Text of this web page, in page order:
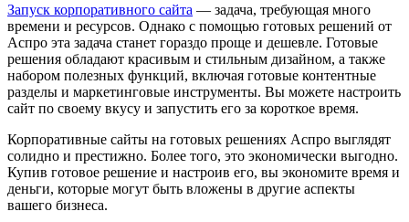
Запуск корпоративного сайта — задача, требующая много
времени и ресурсов. Однако с помощью готовых решений от
Аспро эта задача станет гораздо проще и дешевле. Готовые
решения обладают красивым и стильным дизайном, а также
набором полезных функций, включая готовые контентные
разделы и маркетинговые инструменты. Вы можете настроить
сайт по своему вкусу и запустить его за короткое время.
Корпоративные сайты на готовых решениях Аспро выглядят
солидно и престижно. Более того, это экономически выгодно.
Купив готовое решение и настроив его, вы экономите время и
деньги, которые могут быть вложены в другие аспекты
вашего бизнеса.